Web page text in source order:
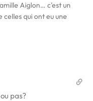
Aiglon… c'est un
celles qui ont eu une
pas?